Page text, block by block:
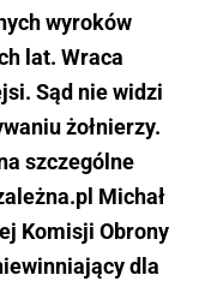
wyroków
lat. Wraca
Sąd nie widzi
żołnierzy.
szczególne
Michał
Komisji Obrony
dla